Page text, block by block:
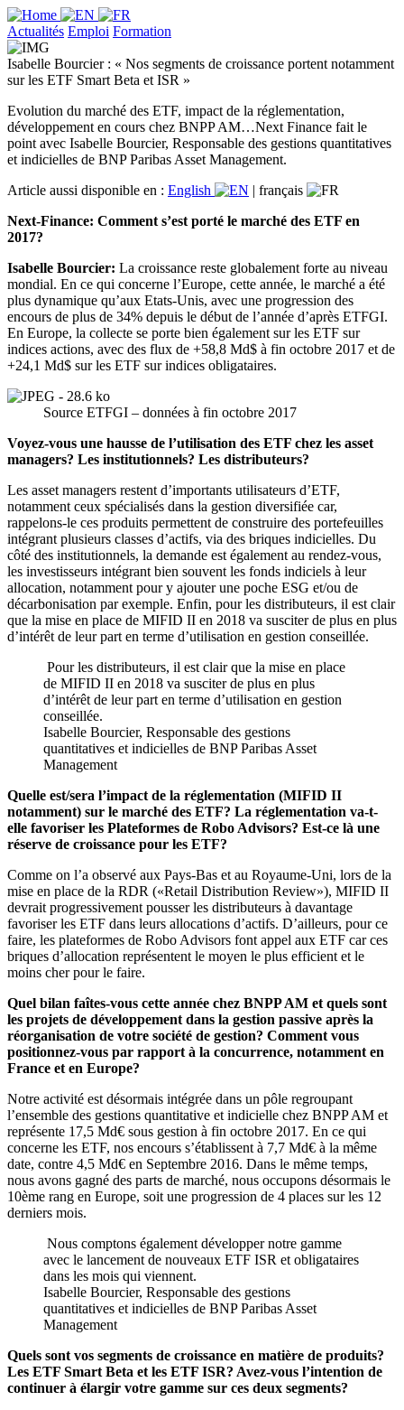
Actualités Emploi Formation
Isabelle Bourcier : « Nos segments de croissance portent notamment
sur les ETF Smart Beta et ISR »
Evolution du marché des ETF, impact de la réglementation,
développement en cours chez BNPP AM…Next Finance fait le
point avec Isabelle Bourcier, Responsable des gestions quantitatives
et indicielles de BNP Paribas Asset Management.
Article aussi disponible en : English | français
Next-Finance: Comment s’est porté le marché des ETF en
2017?
Isabelle Bourcier: La croissance reste globalement forte au niveau
mondial. En ce qui concerne l’Europe, cette année, le marché a été
plus dynamique qu’aux Etats-Unis, avec une progression des
encours de plus de 34% depuis le début de l’année d’après ETFGI.
En Europe, la collecte se porte bien également sur les ETF sur
indices actions, avec des flux de +58,8 Md$ à fin octobre 2017 et de
+24,1 Md$ sur les ETF sur indices obligataires.
Source ETFGI – données à fin octobre 2017
Voyez-vous une hausse de l’utilisation des ETF chez les asset
managers? Les institutionnels? Les distributeurs?
Les asset managers restent d’importants utilisateurs d’ETF,
notamment ceux spécialisés dans la gestion diversifiée car,
rappelons-le ces produits permettent de construire des portefeuilles
intégrant plusieurs classes d’actifs, via des briques indicielles. Du
côté des institutionnels, la demande est également au rendez-vous,
les investisseurs intégrant bien souvent les fonds indiciels à leur
allocation, notamment pour y ajouter une poche ESG et/ou de
décarbonisation par exemple. Enfin, pour les distributeurs, il est clair
que la mise en place de MIFID II en 2018 va susciter de plus en plus
d’intérêt de leur part en terme d’utilisation en gestion conseillée.
Pour les distributeurs, il est clair que la mise en place
de MIFID II en 2018 va susciter de plus en plus
d’intérêt de leur part en terme d’utilisation en gestion
conseillée.
Isabelle Bourcier, Responsable des gestions
quantitatives et indicielles de BNP Paribas Asset
Management
Quelle est/sera l’impact de la réglementation (MIFID II
notamment) sur le marché des ETF? La réglementation va-t-
elle favoriser les Plateformes de Robo Advisors? Est-ce là une
réserve de croissance pour les ETF?
Comme on l’a observé aux Pays-Bas et au Royaume-Uni, lors de la
mise en place de la RDR («Retail Distribution Review»), MIFID II
devrait progressivement pousser les distributeurs à davantage
favoriser les ETF dans leurs allocations d’actifs. D’ailleurs, pour ce
faire, les plateformes de Robo Advisors font appel aux ETF car ces
briques d’allocation représentent le moyen le plus efficient et le
moins cher pour le faire.
Quel bilan faîtes-vous cette année chez BNPP AM et quels sont
les projets de développement dans la gestion passive après la
réorganisation de votre société de gestion? Comment vous
positionnez-vous par rapport à la concurrence, notamment en
France et en Europe?
Notre activité est désormais intégrée dans un pôle regroupant
l’ensemble des gestions quantitative et indicielle chez BNPP AM et
représente 17,5 Md€ sous gestion à fin octobre 2017. En ce qui
concerne les ETF, nos encours s’établissent à 7,7 Md€ à la même
date, contre 4,5 Md€ en Septembre 2016. Dans le même temps,
nous avons gagné des parts de marché, nous occupons désormais le
10ème rang en Europe, soit une progression de 4 places sur les 12
derniers mois.
Nous comptons également développer notre gamme
avec le lancement de nouveaux ETF ISR et obligataires
dans les mois qui viennent.
Isabelle Bourcier, Responsable des gestions
quantitatives et indicielles de BNP Paribas Asset
Management
Quels sont vos segments de croissance en matière de produits?
Les ETF Smart Beta et les ETF ISR? Avez-vous l’intention de
continuer à élargir votre gamme sur ces deux segments?